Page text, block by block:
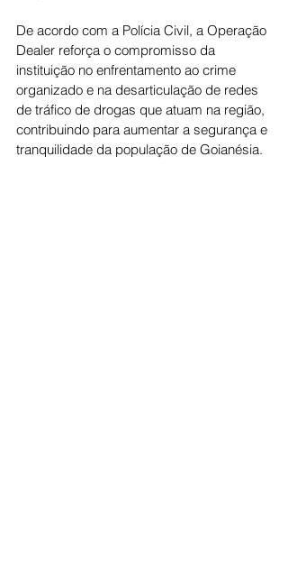
De acordo com a Polícia Civil, a Operação
Dealer reforça o compromisso da
instituição no enfrentamento ao crime
organizado e na desarticulação de redes
de tráfico de drogas que atuam na região,
contribuindo para aumentar a segurança e
tranquilidade da população de Goianésia.